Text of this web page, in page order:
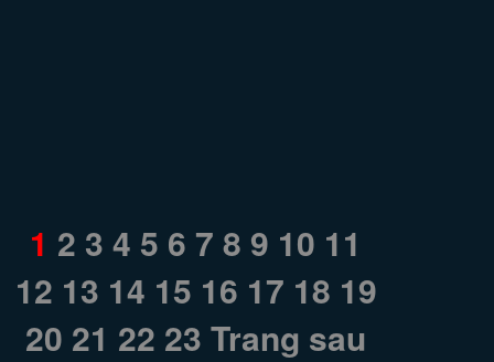
1 2 3 4 5 6 7 8 9 10 11
12 13 14 15 16 17 18 19
20 21 22 23 Trang sau